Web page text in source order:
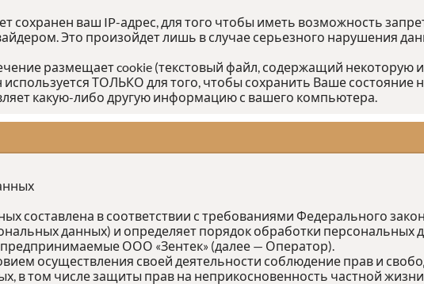
ваш IP-адрес, для того чтобы иметь возможность
Это произойдет лишь в случае серьезного нарушения
размещает cookie (текстовый файл, содержащий
ТОЛЬКО для того, чтобы сохранить Ваше состояние
какую-либо другую информацию с вашего компьютера.
составлена в соответствии с требованиями Федерального
данных) и определяет порядок обработки персональных
ООО «Зентек» (далее — Оператор).
осуществления своей деятельности соблюдение прав и
в том числе защиты прав на неприкосновенность частной